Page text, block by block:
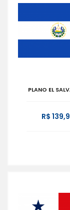
PLANO EL
R$